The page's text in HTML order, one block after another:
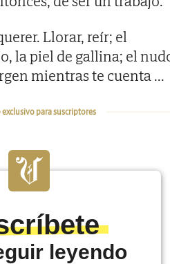
Llorar, reír; el
la piel de gallina; el
mientras te cuenta...
para suscriptores
leyendo